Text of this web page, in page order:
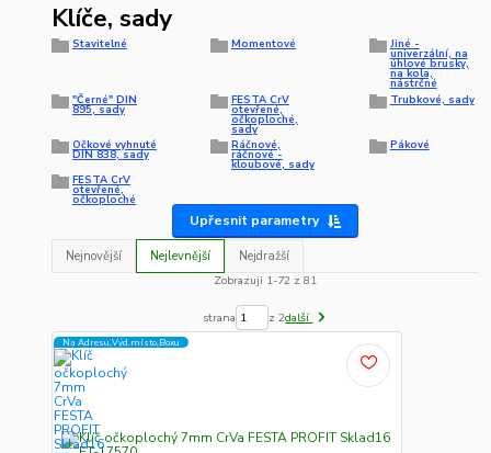
Klíče, sady
Stavitelné Momentové Jiné -
univerzální, na
úhlové brusky,
na kola,
nástrčné
"Černé" DIN
895, sady
FESTA CrV
otevřené,
očkoploché,
sady
Trubkové, sady
Očkové vyhnuté
DIN 838, sady
Ráčnové,
ráčnové -
kloubové, sady
Pákové
FESTA CrV
otevřené,
očkoploché
Upřesnit parametry
Nejnovější Nejlevnější
Nejdražší
Zobrazuji 1-72 z 81
strana z 2další
Na Adresu,Výd.místo,Boxu